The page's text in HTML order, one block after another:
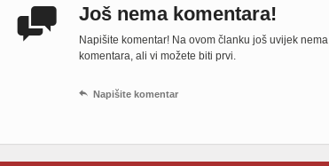
 Još nema komentara!
Napišite komentar! Na ovom članku još uvijek nema
komentara, ali vi možete biti prvi.
 Napišite komentar